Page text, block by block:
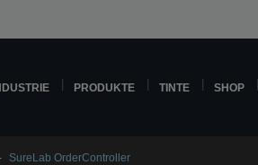
PRODUKTE TINTE SHOP
SureLab OrderController